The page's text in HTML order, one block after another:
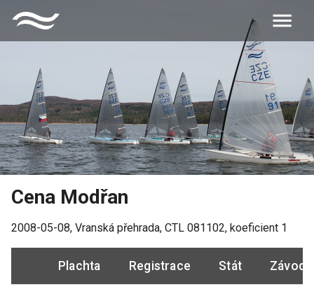
Cena Modřan
2008-05-08, Vranská přehrada, CTL 081102, koeficient 1
Plachta Registrace Stát